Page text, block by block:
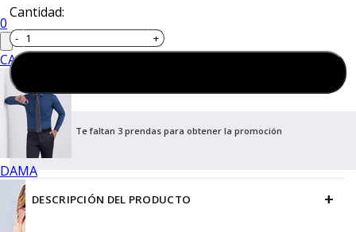
0
CABALLERO
DAMA
Cantidad:
Te faltan 3 prendas para obtener la promoción
DESCRIPCIÓN DEL PRODUCTO +